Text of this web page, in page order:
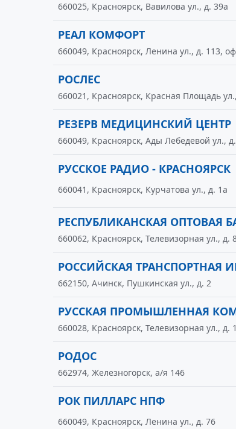
660025, Красноярск, Вавилова ул., д. 39а
РЕАЛ КОМФОРТ
660049, Красноярск, Ленина ул., д. 113,
РОСЛЕС
660021, Красноярск, Красная Площадь
РЕЗЕРВ МЕДИЦИНСКИЙ ЦЕНТР
660049, Красноярск, Ады Лебедевой ул.,
РУССКОЕ РАДИО - КРАСНОЯРСК
660041, Красноярск, Курчатова ул., д. 1а
РЕСПУБЛИКАНСКАЯ ОПТОВАЯ
660062, Красноярск, Телевизорная ул., д.
РОССИЙСКАЯ ТРАНСПОРТНАЯ
662150, Ачинск, Пушкинская ул., д. 2
РУССКАЯ ПРОМЫШЛЕННАЯ
660028, Красноярск, Телевизорная ул., д.
РОДОС
662974, Железногорск, а/я 146
РОК ПИЛЛАРС НПФ
660049, Красноярск, Ленина ул., д. 76